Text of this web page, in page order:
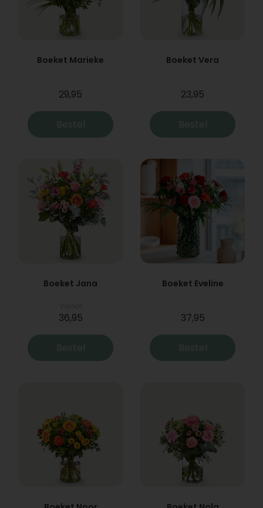
Boeket Marieke
29,95
Bestel
Boeket Vera
23,95
Bestel
Boeket Jana
36,95
Bestel
Boeket Eveline
37,95
Bestel